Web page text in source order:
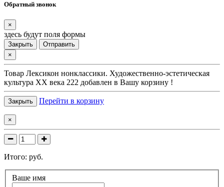
Обратный звонок
×
здесь будут поля формы
Закрыть
Отправить
×
Товар Лексикон нонклассики. Художественно-эстетическая
культура XX века 222 добавлен в Вашу корзину !
Закрыть Перейти в корзину
×
Итого: руб.
Ваше имя